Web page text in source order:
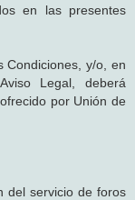
en las presentes
Condiciones, y/o, en
Legal, deberá
por Unión de
del servicio de foros